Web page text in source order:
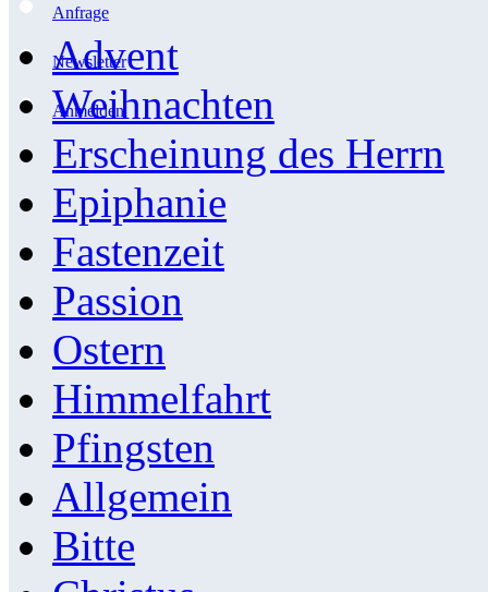
Anfrage
Newsletter
Anmelden
Advent
Weihnachten
Erscheinung des Herrn
Epiphanie
Fastenzeit
Passion
Ostern
Himmelfahrt
Pfingsten
Allgemein
Bitte